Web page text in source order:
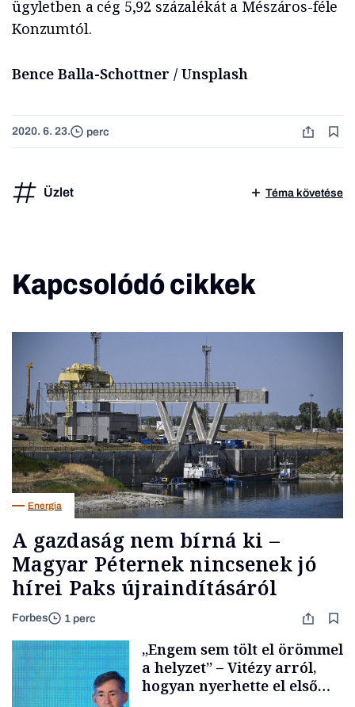
ügyletben a cég 5,92 százalékát a Mészáros-féle
Konzumtól.
Bence Balla-Schottner / Unsplash
2020. 6. 23. perc
Üzlet Téma követése
Kapcsolódó cikkek
Energia
A gazdaság nem bírná ki –
Magyar Péternek nincsenek jó
hírei Paks újraindításáról
Forbes 1 perc
„Engem sem tölt el örömmel
a helyzet” – Vitézy arról,
hogyan nyerhette el első